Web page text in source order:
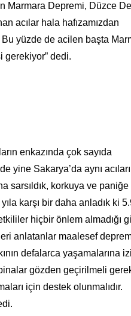
Marmara Depremi, Düzce
acılar hala hafızamızdan
yüzde de acilen başta
gerekiyor” dedi.
enkazında çok sayıda
yine Sakarya’da aynı acıları
sarsıldık, korkuya ve paniğe
karşı bir daha anladık ki
hiçbir önlem almadığı
anlatanlar maalesef
defalarca yaşamalarına
gözden geçirilmeli
için destek olunmalıdır.